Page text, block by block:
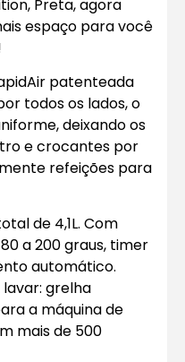
Preta, agora
espaço para você
patenteada
todos os lados, o
deixando os
e crocantes por
refeições para
de 4,1L. Com
a 200 graus, timer
automático.
lavar: grelha
a máquina de
mais de 500